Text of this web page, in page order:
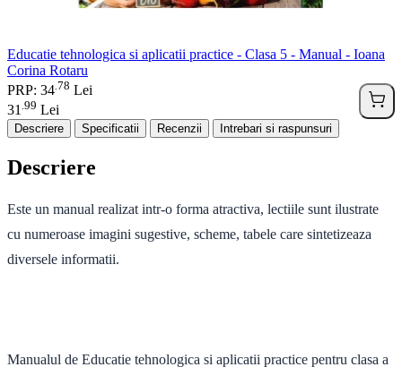
Educatie tehnologica si aplicatii practice - Clasa 5 - Manual - Ioana
Corina Rotaru
PRP: 34 78 Lei
31 99 Lei
Descriere Specificatii Recenzii Intrebari si raspunsuri
Descriere
Este un manual realizat intr-o forma atractiva, lectiile sunt ilustrate
cu numeroase imagini sugestive, scheme, tabele care sintetizeaza
diversele informatii.
Manualul de Educatie tehnologica si aplicatii practice pentru clasa a